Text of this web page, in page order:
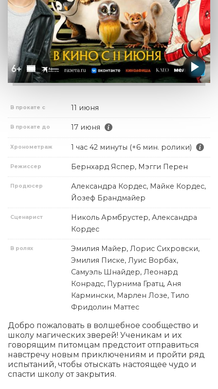
В прокате с 11 июня
В прокате до 17 июня
Хронометраж 1 час 42 минуты (+6 мин. ролики)
Режиссер Бернхард Яспер, Мэгги Перен
Продюсер
Александра Кордес, Майке Кордес,
Йозеф Брандмайер
Сценарист
Николь Армбрустер, Александра
Кордес
В ролях
Эмилия Майер, Лорис Сихровски,
Эмилия Писке, Луис Ворбах,
Самуэль Шнайдер, Леонард
Конрадс, Пурнима Гратц, Аня
Кармински, Марлен Лозе, Тило
Фридолин Маттес
​​Добро пожаловать в волшебное сообщество и
школу магических зверей! Ученикам и их
говорящим питомцам предстоит отправиться
навстречу новым приключениям и пройти ряд
испытаний, чтобы отыскать настоящее чудо и
спасти школу от закрытия.